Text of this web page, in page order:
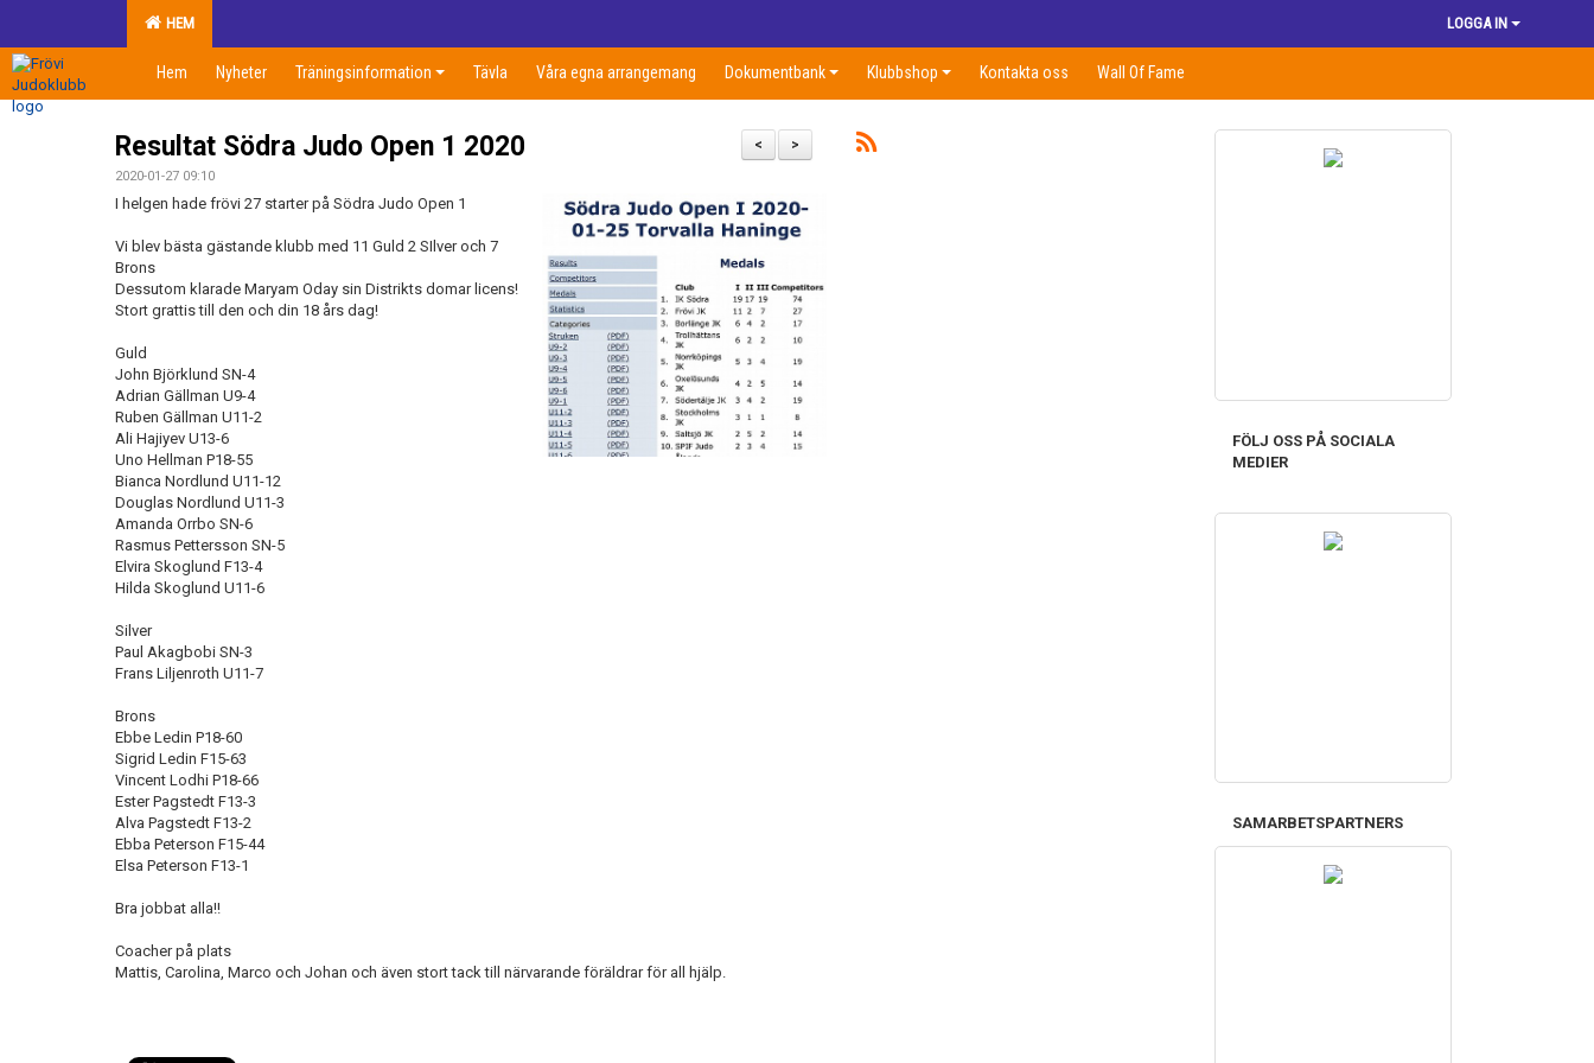
HEM LOGGA IN
Hem Nyheter Träningsinformation Tävla Våra egna arrangemang Dokumentbank Klubbshop Kontakta oss Wall Of Fame
>
<
Resultat Södra Judo Open 1 2020
2020-01-27 09:10
I helgen hade frövi 27 starter på Södra Judo Open 1
Vi blev bästa gästande klubb med 11 Guld 2 SIlver och 7
Brons
Dessutom klarade Maryam Oday sin Distrikts domar licens!
Stort grattis till den och din 18 års dag!
Guld
John Björklund SN-4
Adrian Gällman U9-4
Ruben Gällman U11-2
Ali Hajiyev U13-6
Uno Hellman P18-55
Bianca Nordlund U11-12
Douglas Nordlund U11-3
Amanda Orrbo SN-6
Rasmus Pettersson SN-5
Elvira Skoglund F13-4
Hilda Skoglund U11-6
Silver
Paul Akagbobi SN-3
Frans Liljenroth U11-7
Brons
Ebbe Ledin P18-60
Sigrid Ledin F15-63
Vincent Lodhi P18-66
Ester Pagstedt F13-3
Alva Pagstedt F13-2
Ebba Peterson F15-44
Elsa Peterson F13-1
Bra jobbat alla!!
Coacher på plats
Mattis, Carolina, Marco och Johan och även stort tack till närvarande föräldrar för all hjälp.
FÖLJ OSS PÅ SOCIALA
MEDIER
SAMARBETSPARTNERS